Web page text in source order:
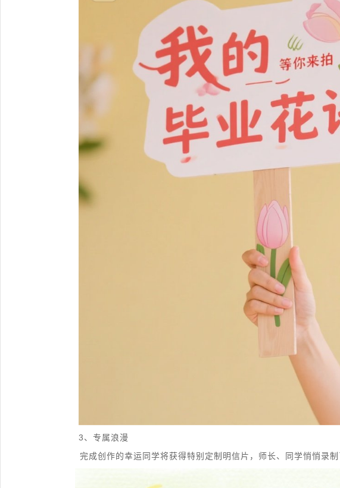
3、专属浪漫
完成创作的幸运同学将获得特别定制明信片，师长、同学悄悄录